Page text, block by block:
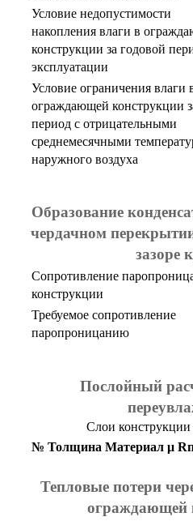
Условие недопустимости
накопления влаги в
конструкции за годовой
эксплуатации
Условие ограничения влаги
ограждающей конструкции
период с отрицательными
среднемесячными
наружного воздуха
Образование
чердачном
зазоре
Сопротивление
конструкции
Требуемое сопротивление
паропроницанию
Послойный
Слои
№ Толщина Материал μ
Тепловые потери
ограждающей